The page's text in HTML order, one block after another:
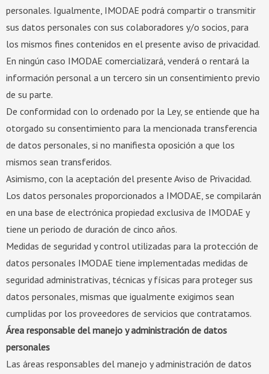
personales. Igualmente, IMODAE podrá compartir o transmitir
sus datos personales con sus colaboradores y/o socios, para
los mismos fines contenidos en el presente aviso de privacidad.
En ningún caso IMODAE comercializará, venderá o rentará la
información personal a un tercero sin un consentimiento previo
de su parte.
De conformidad con lo ordenado por la Ley, se entiende que ha
otorgado su consentimiento para la mencionada transferencia
de datos personales, si no manifiesta oposición a que los
mismos sean transferidos.
Asimismo, con la aceptación del presente Aviso de Privacidad.
Los datos personales proporcionados a IMODAE, se compilarán
en una base de electrónica propiedad exclusiva de IMODAE y
tiene un periodo de duración de cinco años.
Medidas de seguridad y control utilizadas para la protección de
datos personales IMODAE tiene implementadas medidas de
seguridad administrativas, técnicas y físicas para proteger sus
datos personales, mismas que igualmente exigimos sean
cumplidas por los proveedores de servicios que contratamos.
Área responsable del manejo y administración de datos
personales
Las áreas responsables del manejo y administración de datos